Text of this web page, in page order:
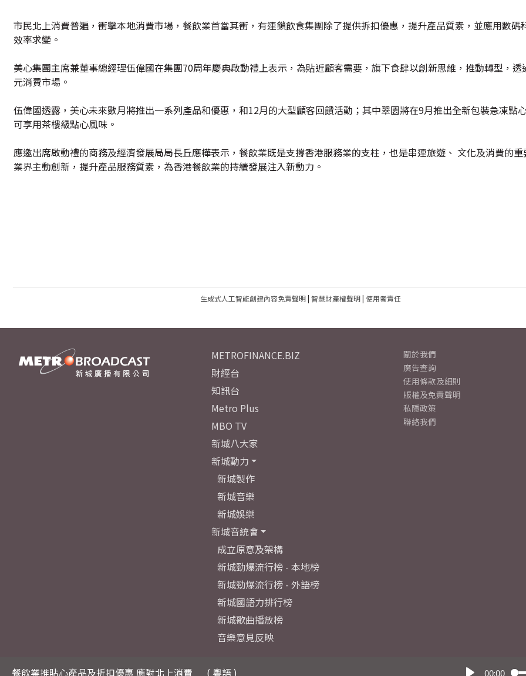
市民北上消費普遍，衝擊本地消費市場，餐飲業首當其衝，有連鎖飲食集團除了提供拆扣優惠，提升產品質素，並應用數碼
效率求變。
美心集團主席兼董事總經理伍偉國在集團70周年慶典啟動禮上表示，為貼近顧客需要，旗下食肆以創新思維，推動轉型，透
元消費市場。
伍偉國透露，美心未來數月將推出一系列產品和優惠，和12月的大型顧客回饋活動；其中翠園將在9月推出全新包裝急凍點
可享用茶樓級點心風味。
應邀出席啟動禮的商務及經濟發展局局長丘應樺表示，餐飲業既是支撐香港服務業的支柱，也是串連旅遊、 文化及消費的
業界主動創新，提升產品服務質素，為香港餐飲業的持續發展注入新動力。
生成式人工智能創建內容免責聲明| 智慧財產權聲明| 使用者責任
餐飲業推貼心產品及折扣優惠 應對北上消費 ( 粵語 ) 00:00
METROFINANCE.BIZ
財經台
知訊台
Metro Plus
MBO TV
新城八大家
新城動力
新城製作
新城音樂
新城娛樂
新城音統會
成立原意及架構
新城勁爆流行榜 - 本地榜
新城勁爆流行榜 - 外語榜
新城國語力排行榜
新城歌曲播放榜
音樂意見反映
關於我們
廣告查詢
使用條款及細則
版權及免責聲明
私隱政策
聯絡我們